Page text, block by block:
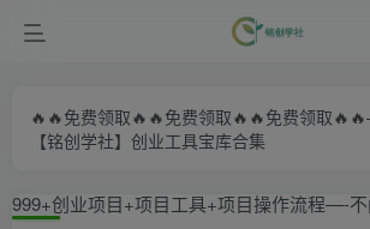
🔥🔥免费领取🔥🔥免费领取🔥🔥免费领
【铭创学社】创业工具宝库合集
999+创业项目+项目工具+项目操作流程—-